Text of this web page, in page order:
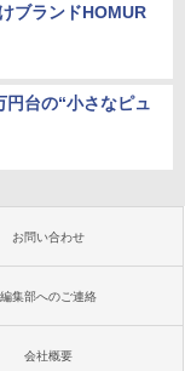
ブランドHOMUR
台の“小さなピュ
お問い合わせ
編集部へのご連絡
会社概要